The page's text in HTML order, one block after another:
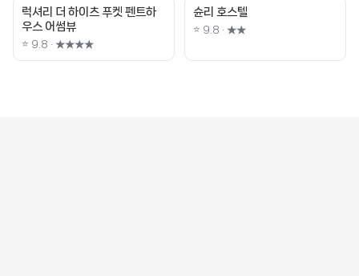
럭셔리 더 하이츠 푸켓 펜트하
우스 어썸뷰
⭐ 9.8 · ★★★★
슌리 호스텔
⭐ 9.8 · ★★